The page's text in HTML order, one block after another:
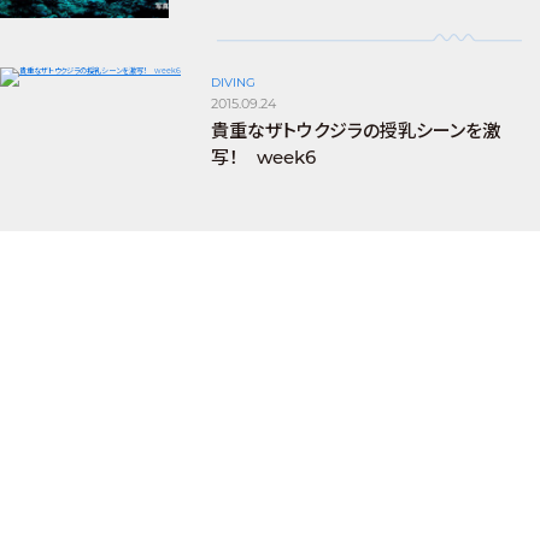
DIVING
2015.09.24
貴重なザトウクジラの授乳シーンを激
写！ week6